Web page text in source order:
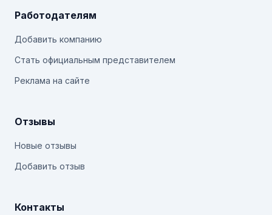
Работодателям
Добавить компанию
Стать официальным представителем
Реклама на сайте
Отзывы
Новые отзывы
Добавить отзыв
Контакты